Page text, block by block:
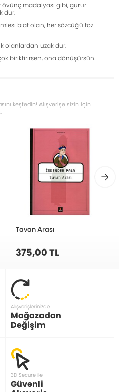
övünç madalyası gibi, gurur
dur.
biat olan, her sözcüğü toz
olanlardan uzak dur.
biriktirirsen, ona dönüşürsün.
keşfedin! Alışverişe sizin için
Tavan Arası
375,00 TL
Alışverişlerinizde
Mağazadan
Değişim
3D Secure ile
Güvenli